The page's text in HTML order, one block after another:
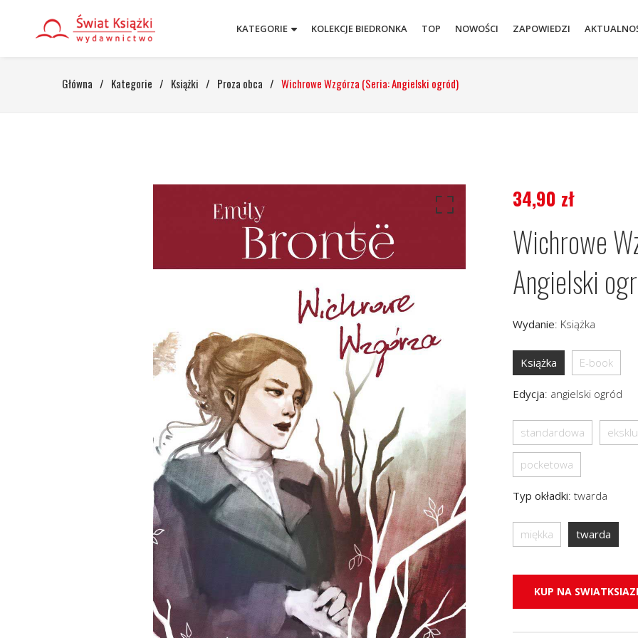
KATEGORIE KOLEKCJE BIEDRONKA TOP NOWOŚCI ZAPOWIEDZI
Główna / Kategorie / Książki / Proza obca / Wichrowe Wzgórza (Seria: Angielski ogród)
34,90 zł
Wichrowe
Angielski
Wydanie: Książka
Książka E-book
Edycja: angielski ogród
standardowa
pocketowa
Typ okładki: twarda
miękka twarda
KUP NA